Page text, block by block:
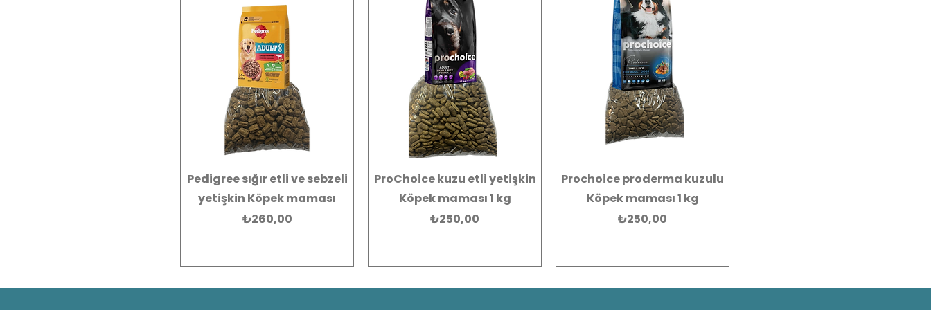
Pedigree sığır etli ve sebzeli
yetişkin Köpek maması
Fiyat
₺260,00
ProChoice kuzu etli yetişkin
Köpek maması 1 kg
Fiyat
₺250,00
Prochoice proderma kuzulu
Köpek maması 1 kg
Fiyat
₺250,00